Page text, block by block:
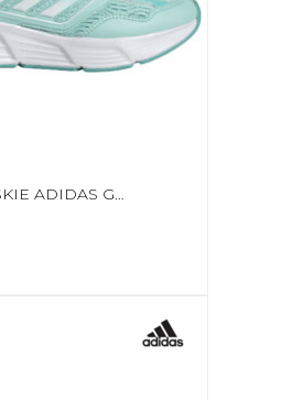
BUTY DAMSKIE ADIDAS GALAXY STAR IF5404